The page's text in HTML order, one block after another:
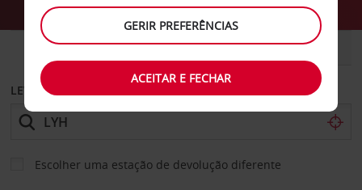
CARRO COMERCIAIS
LEVANTAR EM
Escolher uma estação de devolução diferente
GERIR PREFERÊNCIAS
ACEITAR E FECHAR